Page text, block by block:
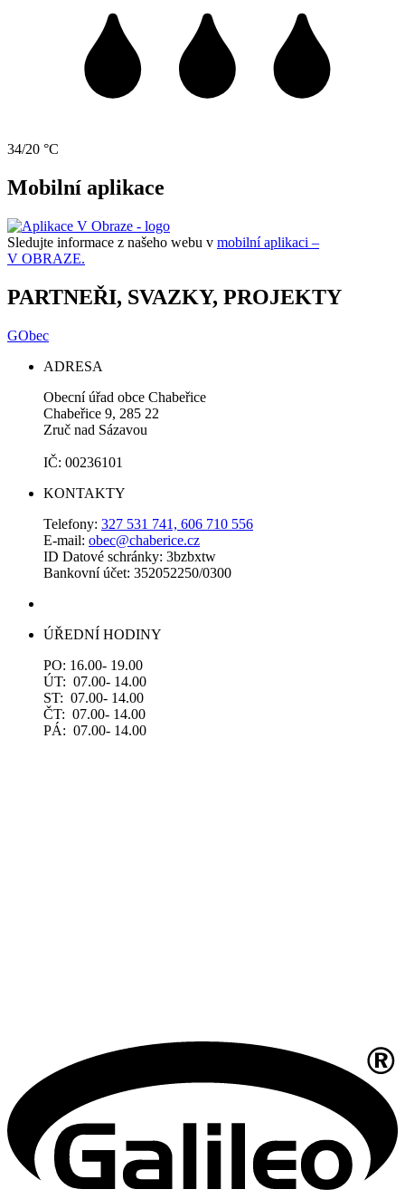
34/20 °C
Mobilní aplikace
Sledujte informace z našeho webu v mobilní aplikaci –
V OBRAZE.
PARTNEŘI, SVAZKY, PROJEKTY
GObec
ADRESA
Obecní úřad obce Chabeřice
Chabeřice 9, 285 22
Zruč nad Sázavou
IČ: 00236101
KONTAKTY
Telefony: 327 531 741, 606 710 556
E-mail: obec@chaberice.cz
ID Datové schránky: 3bzbxtw
Bankovní účet: 352052250/0300
ÚŘEDNÍ HODINY
PO: 16.00- 19.00
ÚT: 07.00- 14.00
ST: 07.00- 14.00
ČT: 07.00- 14.00
PÁ: 07.00- 14.00